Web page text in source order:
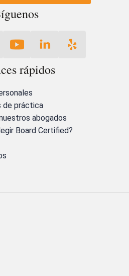
rápidos
de práctica
abogados
Board Certified?